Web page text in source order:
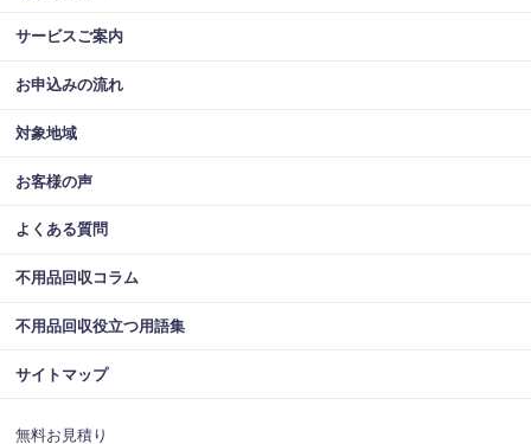
サービスご案内
お申込みの流れ
対象地域
お客様の声
よくある質問
不用品回収コラム
不用品回収役立つ用語集
サイトマップ
無料お見積り